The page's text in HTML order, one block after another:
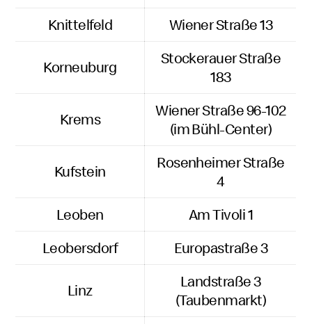
Knittelfeld
Wiener Straße 13
Korneuburg
Stockerauer Straße
183
Krems
Wiener Straße 96-102
(im Bühl-Center)
Kufstein
Rosenheimer Straße
4
Leoben
Am Tivoli 1
Leobersdorf
Europastraße 3
Linz
Landstraße 3
(Taubenmarkt)